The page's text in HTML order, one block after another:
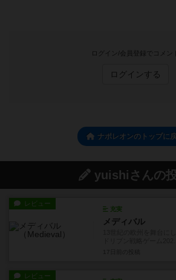
ログイン/会員登録でコメント
ログインする
ナポレオンのトップに
yuishiさんの
レビュー
充実
メディバル
レビュー